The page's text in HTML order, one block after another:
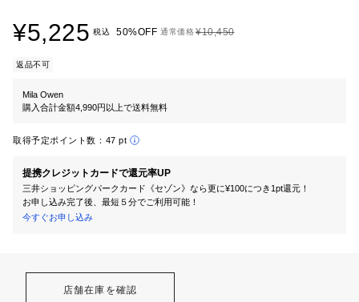
¥5,225 税込 50%OFF 通常価格¥10,450
返品不可
Mila Owen
購入合計金額4,990円以上で送料無料
取得予定ポイント数： 47 pt
提携クレジットカードで還元率UP
三井ショッピングパークカード《セゾン》なら更に¥100につき1pt還元！
お申し込み完了後、最短５分でご利用可能！
今すぐお申し込み
店舗在庫を確認